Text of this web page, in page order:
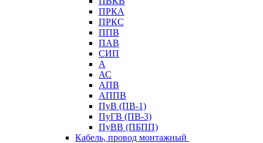
ПРКА
ПРКС
ППВ
ПАВ
СИП
А
АС
АПВ
АППВ
ПуВ (ПВ-1)
ПуГВ (ПВ-3)
ПуВВ (ПБПП)
Кабель, провод монтажный